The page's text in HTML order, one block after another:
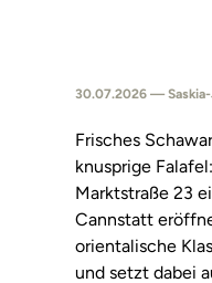
30.07.2026 —
Frisches
knusprige
Marktstraße 23
Cannstatt
orientalische
und setzt dabei